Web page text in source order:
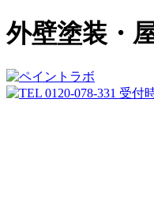
外壁塗装・